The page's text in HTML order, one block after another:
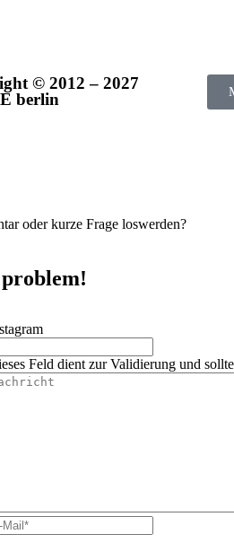
© 2012 – 2027
berlin
oder kurze Frage loswerden?
Feld dient zur Validierung und